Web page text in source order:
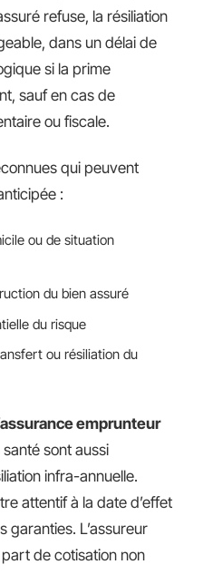
refuse, la résiliation
dans un délai de
si la prime
sauf en cas de
ou fiscale.
qui peuvent
:
ou de situation
du bien assuré
du risque
ou résiliation du
emprunteur
sont aussi
infra-annuelle.
attentif à la date d’effet
garanties. L’assureur
de cotisation non